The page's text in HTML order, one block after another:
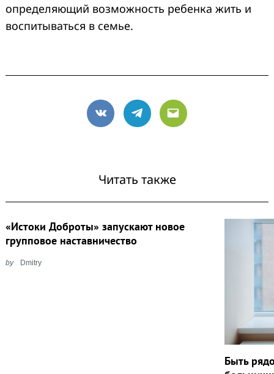
определяющий возможность ребенка жить и
воспитываться в семье.
VK Telegram
Email
Читать также
«Истоки Доброты» запускают новое
групповое наставничество
by Dmitry
Быть